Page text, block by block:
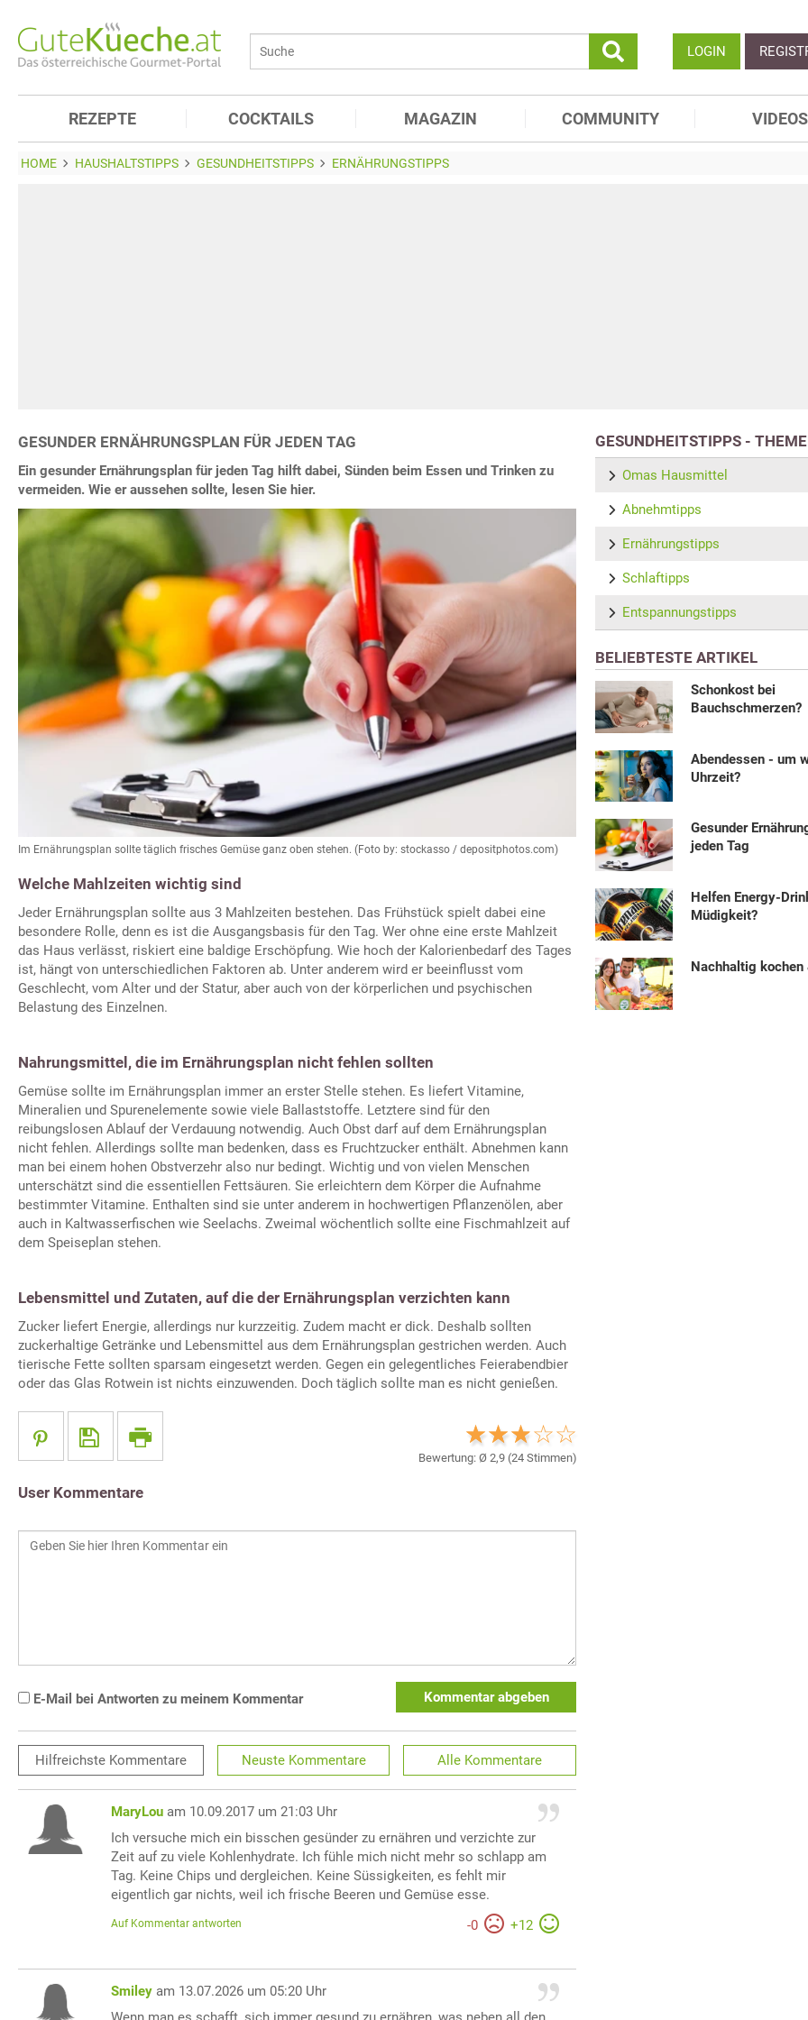
LOGIN
REZEPTE COCKTAILS MAGAZIN COMMUNITY VIDEOS
HOME HAUSHALTSTIPPS GESUNDHEITSTIPPS ERNÄHRUNGSTIPPS
GESUNDER ERNÄHRUNGSPLAN FÜR JEDEN TAG
Ein gesunder Ernährungsplan für jeden Tag hilft dabei, Sünden beim Essen und Trinken zu
vermeiden. Wie er aussehen sollte, lesen Sie hier.
Im Ernährungsplan sollte täglich frisches Gemüse ganz oben stehen. (Foto by: stockasso / depositphotos.com)
Welche Mahlzeiten wichtig sind
Jeder Ernährungsplan sollte aus 3 Mahlzeiten bestehen. Das Frühstück spielt dabei eine
besondere Rolle, denn es ist die Ausgangsbasis für den Tag. Wer ohne eine erste Mahlzeit
das Haus verlässt, riskiert eine baldige Erschöpfung. Wie hoch der Kalorienbedarf des Tages
ist, hängt von unterschiedlichen Faktoren ab. Unter anderem wird er beeinflusst vom
Geschlecht, vom Alter und der Statur, aber auch von der körperlichen und psychischen
Belastung des Einzelnen.
Nahrungsmittel, die im Ernährungsplan nicht fehlen sollten
Gemüse sollte im Ernährungsplan immer an erster Stelle stehen. Es liefert Vitamine,
Mineralien und Spurenelemente sowie viele Ballaststoffe. Letztere sind für den
reibungslosen Ablauf der Verdauung notwendig. Auch Obst darf auf dem Ernährungsplan
nicht fehlen. Allerdings sollte man bedenken, dass es Fruchtzucker enthält. Abnehmen kann
man bei einem hohen Obstverzehr also nur bedingt. Wichtig und von vielen Menschen
unterschätzt sind die essentiellen Fettsäuren. Sie erleichtern dem Körper die Aufnahme
bestimmter Vitamine. Enthalten sind sie unter anderem in hochwertigen Pflanzenölen, aber
auch in Kaltwasserfischen wie Seelachs. Zweimal wöchentlich sollte eine Fischmahlzeit auf
dem Speiseplan stehen.
Lebensmittel und Zutaten, auf die der Ernährungsplan verzichten kann
Zucker liefert Energie, allerdings nur kurzzeitig. Zudem macht er dick. Deshalb sollten
zuckerhaltige Getränke und Lebensmittel aus dem Ernährungsplan gestrichen werden. Auch
tierische Fette sollten sparsam eingesetzt werden. Gegen ein gelegentliches Feierabendbier
oder das Glas Rotwein ist nichts einzuwenden. Doch täglich sollte man es nicht genießen.
Bewertung: Ø 2,9(24Stimmen)
User Kommentare
E-Mail bei Antworten zu meinem Kommentar Kommentar abgeben
Hilfreichste Kommentare Neuste Kommentare Alle Kommentare
MaryLou am 10.09.2017 um 21:03 Uhr
Ich versuche mich ein bisschen gesünder zu ernähren und verzichte zur
Zeit auf zu viele Kohlenhydrate. Ich fühle mich nicht mehr so schlapp am
Tag. Keine Chips und dergleichen. Keine Süssigkeiten, es fehlt mir
eigentlich gar nichts, weil ich frische Beeren und Gemüse esse.
-0 +12
Auf Kommentar antworten
Smiley am 13.07.2026 um 05:20 Uhr
GESUNDHEITSTIPPS -
Omas Hausmittel
Abnehmtipps
Ernährungstipps
Schlaftipps
Entspannungstipps
BELIEBTESTE ARTIKEL
Schonkost bei
Bauchschmerzen?
Abendessen - um
Uhrzeit?
Gesunder
jeden Tag
Helfen Energy-
Müdigkeit?
Nachhaltig kochen